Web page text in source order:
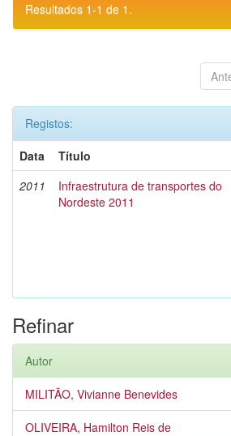
Resultados 1-1 de 1.
Registos:
Data
Título
2011
Infraestrutura de transportes do
Nordeste 2011
Refinar
Autor
MILITÃO, Vivianne Benevides
OLIVEIRA, Hamilton Reis de